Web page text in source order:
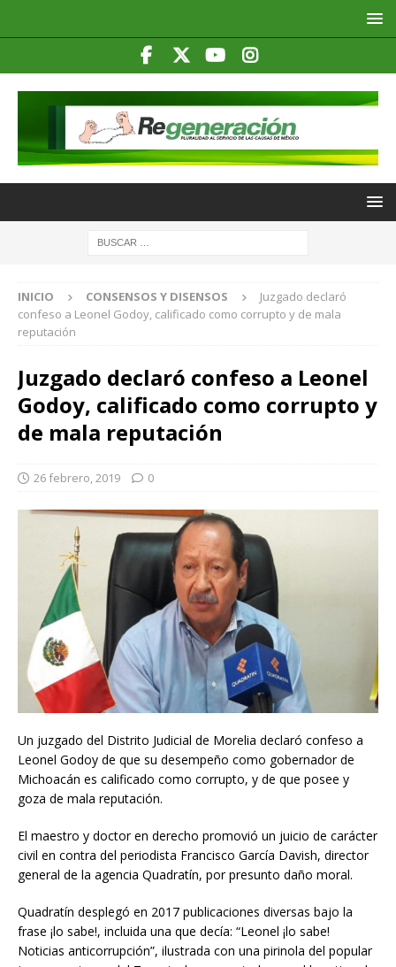
INICIO CONSENSOS Y DISENSOS
Juzgado declaró
confeso a Leonel Godoy, calificado como corrupto y de mala
reputación
Juzgado declaró confeso a Leonel
Godoy, calificado como corrupto y
de mala reputación
26 febrero, 2019 0
Un juzgado del Distrito Judicial de Morelia declaró confeso a
Leonel Godoy de que su desempeño como gobernador de
Michoacán es calificado como corrupto, y de que posee y
goza de mala reputación.
El maestro y doctor en derecho promovió un juicio de carácter
civil en contra del periodista Francisco García Davish, director
general de la agencia Quadratín, por presunto daño moral.
Quadratín desplegó en 2017 publicaciones diversas bajo la
frase ¡lo sabe!, incluida una que decía: “Leonel ¡lo sabe!
Noticias anticorrupción”, ilustrada con una pirinola del popular